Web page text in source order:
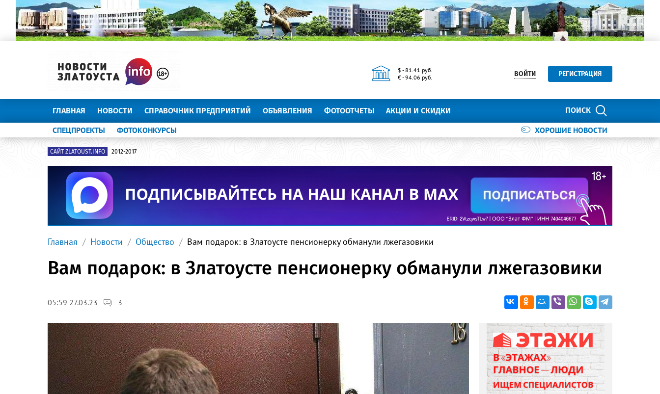
$ - 81.41 руб.
€ - 94.06 руб.
ВОЙТИ РЕГИСТРАЦИЯ
ПОИСК
ГЛАВНАЯ НОВОСТИ СПРАВОЧНИК ПРЕДПРИЯТИЙ ОБЪЯВЛЕНИЯ ФОТООТЧЕТЫ АКЦИИ И СКИДКИ
ХОРОШИЕ НОВОСТИ
СПЕЦПРОЕКТЫ ФОТОКОНКУРСЫ
САЙТ ZLATOUST.INFO 2012-2017
Главная Новости Общество Вам подарок: в Златоусте пенсионерку обманули лжегазовики
Вам подарок: в Златоусте пенсионерку обманули лжегазовики
05:59 27.03.23 3